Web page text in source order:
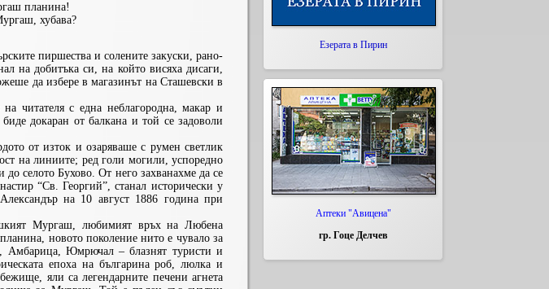
пиршества и солените закуски, рано-
на добитъка си, на който висяха дисаги,
да избере в магазинът на Сташевски в
читателя с една неблагородна, макар и
докаран от балкана и той се задоволи
от изток и озаряваше с румен светлик
на линиите; ред голи могили, успоредно
селото Бухово. От него захванахме да се
“Св. Георгий”, станал исторически у
на 10 август 1886 година при
Мургаш, любимият връх на Любена
новото поколение нито е чувало за
Амбарица, Юмрючал – блазнят туристи и
епоха на българина роб, люлка и
яли са легендарните печени агнета
Езерата в Пирин
Аптеки "Авицена"
гр. Гоце Делчев